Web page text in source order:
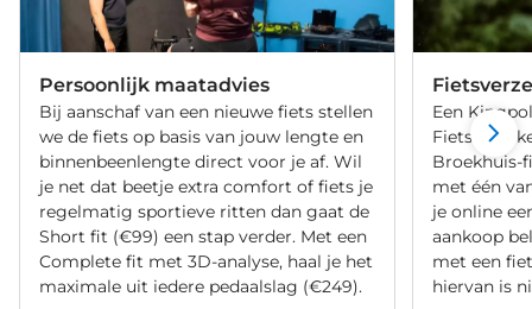
Persoonlijk maatadvies
Bij aanschaf van een nieuwe fiets stellen
we de fiets op basis van jouw lengte en
binnenbeenlengte direct voor je af. Wil
je net dat beetje extra comfort of fiets je
regelmatig sportieve ritten dan gaat de
Short fit (€99) een stap verder. Met een
Complete fit met 3D-analyse, haal je het
maximale uit iedere pedaalslag (€249).
Een
Broekhuis-
met één
je online
aankoop
met een
hiervan is